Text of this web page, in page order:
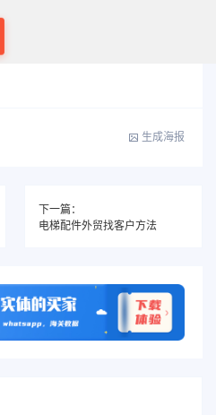
生成海报
下一篇：
电梯配件外贸找客户方法